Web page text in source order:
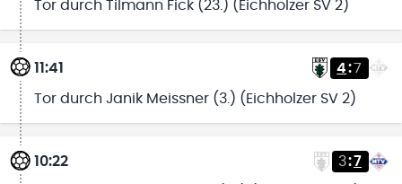
Tor durch Tilmann Fick (23.) (Eichholzer SV 2)
11:41 4:7
Tor durch Janik Meissner (3.) (Eichholzer SV 2)
10:22 3:7